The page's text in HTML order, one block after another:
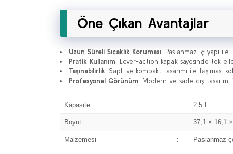
Öne Çıkan Avantajlar
Uzun Süreli Sıcaklık Koruması: Paslanmaz iç yapı
Pratik Kullanım: Lever-action kapak sayesinde tek
Taşınabilirlik: Saplı ve kompakt tasarımı ile taşıması
Profesyonel Görünüm: Modern ve sade dış
Kapasite : 2.5 L
Boyut : 37,1 × 16,1
Malzemesi : Paslanmaz